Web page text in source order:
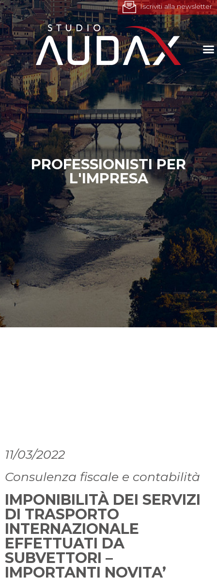
Iscriviti alla newsletter
PROFESSIONISTI PER
L'IMPRESA
11/03/2022
Consulenza fiscale e contabilità
IMPONIBILITÀ DEI SERVIZI
DI TRASPORTO
INTERNAZIONALE
EFFETTUATI DA
SUBVETTORI –
IMPORTANTI NOVITA’